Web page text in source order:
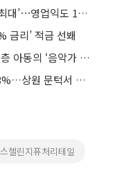
GS리테일, 매출 11조9574억원 ‘역대 최대’⋯영업익도 14% 증가
금리’ 적금 선봬
GS리테일, ‘무지개상자’로 문화소외계층 아동의 ‘음악가 꿈’ 키워
美 클래리티 법안 연내 통과 가능성 13%…상원 문턱서 제동
챌린지퓨처리테일